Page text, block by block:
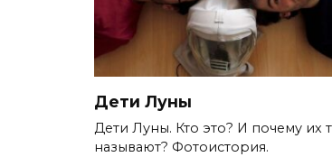
Дети Луны
Дети Луны. Кто это? И почему их
называют? Фотоистория.